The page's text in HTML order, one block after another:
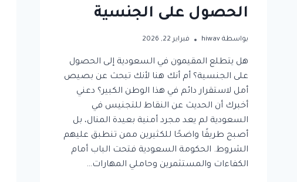
الحصول على الجنسية
بواسطة hiwav فبراير 22, 2026
هل يتطلع المقيمون في السعودية إلى الحصول
على الجنسية؟ أم أنك هنا لأنك تبحث عن بصيص
أمل لاستقرار دائم في هذا الوطن الكبير؟ دعني
أخبرك أن الحديث عن النقاط للتجنيس في
السعودية لم يعد مجرد أمنية بعيدة المنال، بل
أصبح طريقًا واضحًا للكثيرين ممن تنطبق عليهم
الشروط. الحكومة السعودية فتحت الباب أمام
الكفاءات والمستثمرين وحاملي المهارات…